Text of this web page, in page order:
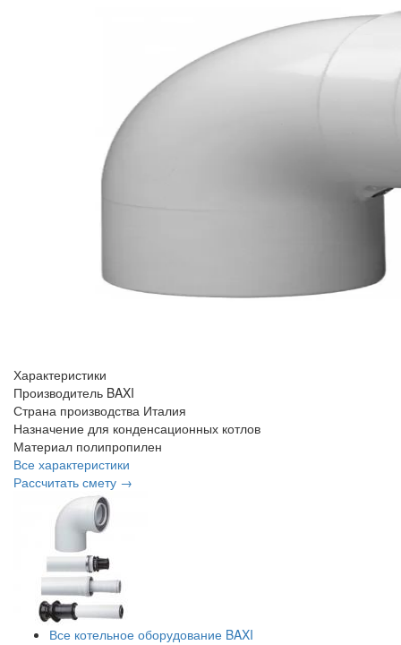
Характеристики
Производитель BAXI
Страна производства Италия
Назначение для конденсационных котлов
Материал полипропилен
Все характеристики
Рассчитать смету →
Все котельное оборудование BAXI